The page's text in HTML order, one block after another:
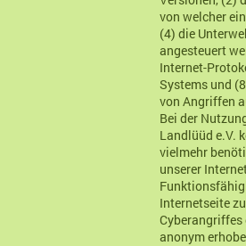
von welcher
(4) die
angesteuert
Internet-
Systems und
von Angriffen
Bei der
Landlüüd e.V.
vielmehr
unserer
Internetseite
anonym